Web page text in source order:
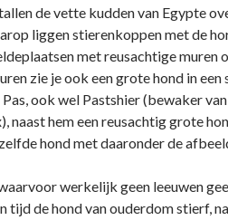
de vette kudden van Egypte
liggen stierenkoppen met de
met reusachtige muren
zie je ook een grote hond in
ook wel Pastshier (bewaker
hem een reusachtig grote
hond met daaronder de
werkelijk geen leeuwen
tijd de hond van ouderdom stierf,